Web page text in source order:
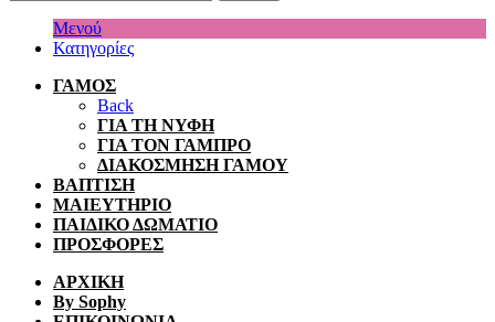
Μενού
Κατηγορίες
ΓΑΜΟΣ
Back
ΓΙΑ ΤΗ ΝΥΦΗ
ΓΙΑ ΤΟΝ ΓΑΜΠΡΟ
ΔΙΑΚΟΣΜΗΣΗ ΓΑΜΟΥ
ΒΑΠΤΙΣΗ
ΜΑΙΕΥΤΗΡΙΟ
ΠΑΙΔΙΚΟ ΔΩΜΑΤΙΟ
ΠΡΟΣΦΟΡΕΣ
ΑΡΧΙΚΗ
By Sophy